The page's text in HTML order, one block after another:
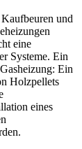
und
eine
Systeme. Ein
Ein
Holzpellets
eines